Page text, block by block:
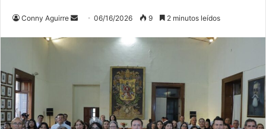
Conny Aguirre
Send06/16/2026 9 2 minutos leídos